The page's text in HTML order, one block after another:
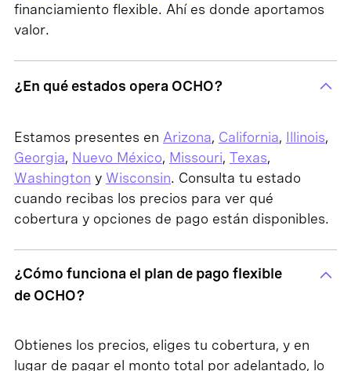
financiamiento flexible. Ahí es donde aportamos
valor.
¿En qué estados opera OCHO?
Estamos presentes en Arizona, California, Illinois,
Georgia, Nuevo México, Missouri, Texas,
Washington y Wisconsin. Consulta tu estado
cuando recibas los precios para ver qué
cobertura y opciones de pago están disponibles.
¿Cómo funciona el plan de pago flexible
de OCHO?
Obtienes los precios, eliges tu cobertura, y en
lugar de pagar el monto total por adelantado, lo